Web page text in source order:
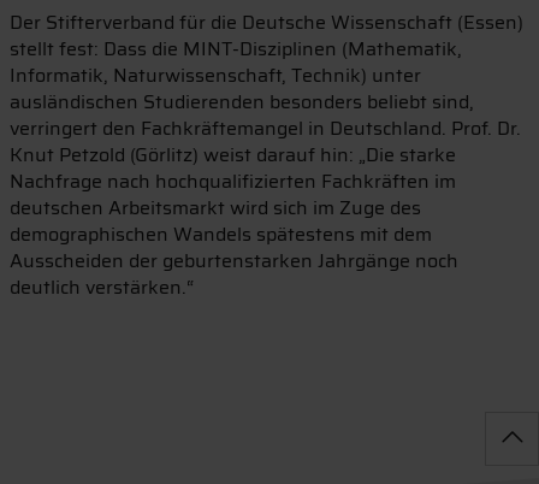
Der Stifterverband für die Deutsche Wissenschaft (Essen)
stellt fest: Dass die MINT-Disziplinen (Mathematik,
Informatik, Naturwissenschaft, Technik) unter
ausländischen Studierenden besonders beliebt sind,
verringert den Fachkräftemangel in Deutschland. Prof. Dr.
Knut Petzold (Görlitz) weist darauf hin: „Die starke
Nachfrage nach hochqualifizierten Fachkräften im
deutschen Arbeitsmarkt wird sich im Zuge des
demographischen Wandels spätestens mit dem
Ausscheiden der geburtenstarken Jahrgänge noch
deutlich verstärken.“